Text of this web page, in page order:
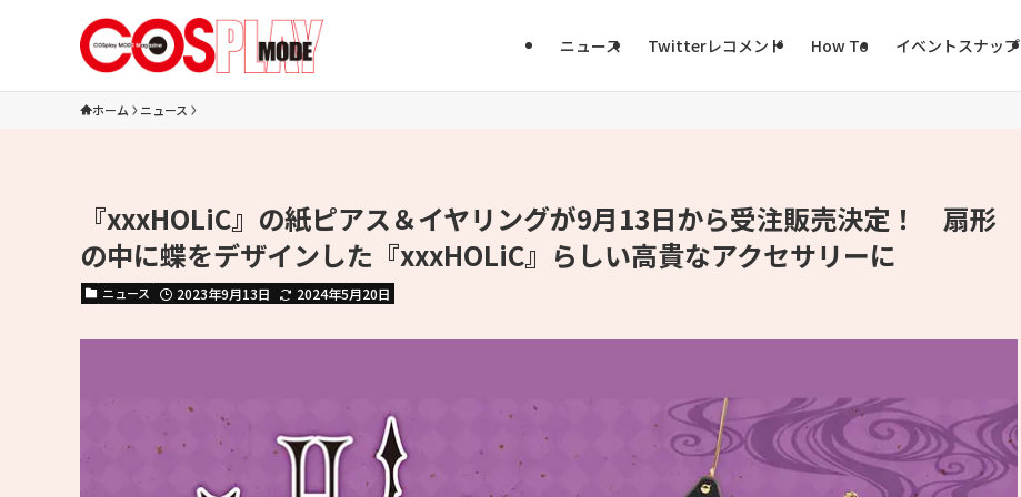
ニュース Twitterレコメンド How To イベントスナップ
ホーム ニュース
『xxxHOLiC』の紙ピアス＆イヤリングが9月13日から受注販売決定！ 扇形
の中に蝶をデザインした『xxxHOLiC』らしい高貴なアクセサリーに
ニュース 2023年9月13日 2024年5月20日